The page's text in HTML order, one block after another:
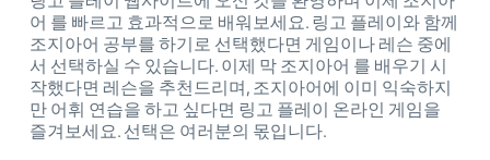
어 를 빠르고 효과적으로 배워보세요. 링고 플레이와 함께
조지아어 공부를 하기로 선택했다면 게임이나 레슨 중에
서 선택하실 수 있습니다. 이제 막 조지아어 를 배우기 시
작했다면 레슨을 추천드리며, 조지아어에 이미 익숙하지
만 어휘 연습을 하고 싶다면 링고 플레이 온라인 게임을
즐겨보세요. 선택은 여러분의 몫입니다.